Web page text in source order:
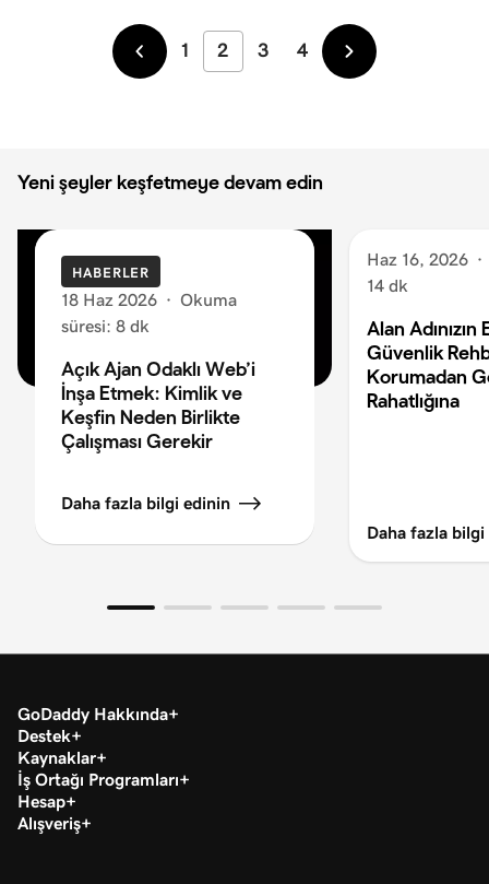
Daha
1 2 3 4
Daha
Yeni şeyler keşfetmeye devam edin
HABERLER
18 Haz 2026 · Okuma
süresi: 8 dk
Açık Ajan Odaklı Web’i
İnşa Etmek: Kimlik ve
Keşfin Neden Birlikte
Çalışması Gerekir
Daha fazla bilgi edinin
Haz 16, 2026 ·
14 dk
Alan Adınızın
Güvenlik
Korumadan
Rahatlığına
Daha fazla
GoDaddy Hakkında
Destek
Kaynaklar
İş Ortağı Programları
Hesap
Alışveriş